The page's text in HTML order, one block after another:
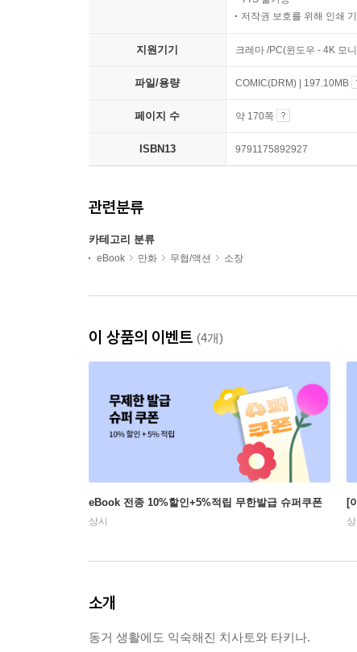
저작권 보호를 위해 인쇄
지원기기 크레마 /PC(윈도우 - 4K 모
파일/용량 COMIC(DRM) | 197.10MB
페이지 수 약 170쪽
ISBN13 9791175892927
관련분류
카테고리 분류
eBook 만화 무협/액션 소장
이 상품의 이벤트 (4개)
eBook 전종 10%할인+5%적립 무한발급 슈퍼쿠폰
상시
[
상
소개
동거 생활에도 익숙해진 치사토와 타키나.